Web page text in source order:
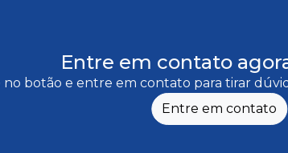
Entre em contato
no botão e entre em contato para tirar
Entre em contato